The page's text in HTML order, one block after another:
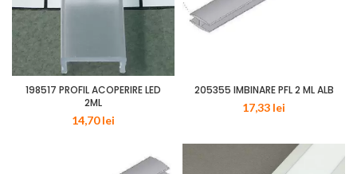
198517 PROFIL ACOPERIRE LED
2ML
14,70lei
205355 IMBINARE PFL 2 ML ALB
17,33 lei